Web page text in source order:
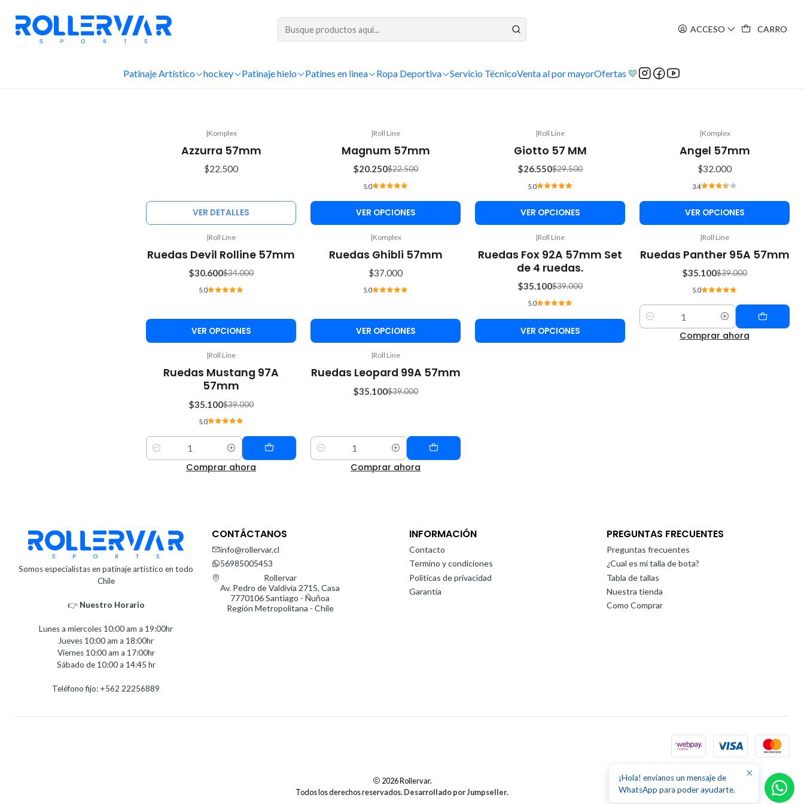
ACCESO CARRO
Patinaje Artístico hockey Patinaje hielo Patines en linea Ropa Deportiva Servicio TécnicoVenta al por mayorOfertas 💛
Ruedas libre
|Komplex
Azzurra 57mm
$22.500
VER DETALLES
|Roll Line
Magnum 57mm
$20.250$22.500
5.0
VER OPCIONES
|Roll Line
Giotto 57 MM
$26.550$29.500
5.0
VER OPCIONES
|Komplex
Angel 57mm
$32.000
3.4
VER OPCIONES
OFF
|Roll Line
Ruedas Devil Rolline 57mm
$30.600$34.000
5.0
VER OPCIONES
|Komplex
Ruedas Ghibli 57mm
$37.000
5.0
VER OPCIONES
OFF
|Roll Line
Ruedas Fox 92A 57mm Set
de 4 ruedas.
$35.100$39.000
5.0
VER OPCIONES
OFF
|Roll Line
Ruedas Panther 95A 57mm
$35.100$39.000
5.0
Cantidad
Comprar ahora
OFF
|Roll Line
Ruedas Mustang 97A
57mm
$35.100$39.000
5.0
Cantidad
Comprar ahora
OFF
|Roll Line
Ruedas Leopard 99A 57mm
$35.100$39.000
Cantidad
Comprar ahora
Somos especialistas en patinaje artístico en todo
Chile
👉 Nuestro Horario⁣⁣
Lunes a miercoles 10:00 am a 19:00hr
Jueves 10:00 am a 18:00hr
Viernes 10:00 am a 17:00hr
Sábado de 10:00 a 14:45 hr
Teléfono fijo: +562 22256889
CONTÁCTANOS
info@rollervar.cl
56985005453
Rollervar
Av. Pedro de Valdivia 2715, Casa
7770106 Santiago - Ñuñoa
Región Metropolitana - Chile
INFORMACIÓN
Contacto
Termino y condiciones
Politicas de privacidad
Garantía
PREGUNTAS FRECUENTES
Preguntas frecuentes
¿Cual es mi talla de bota?
Tabla de tallas
Nuestra tienda
Como Comprar
2026 Rollervar.
Todos los derechos reservados. Desarrollado por Jumpseller.
¡Hola! envíanos un mensaje de
WhatsApp para poder ayudarte.